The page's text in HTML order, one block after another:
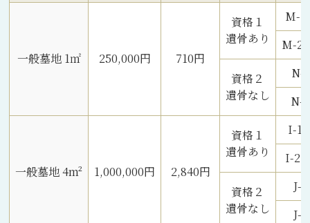
一般墓地 1㎡ 250,000円 710円
資格１
遺骨あり
M-1
M-2
資格２
遺骨なし
N-
N-
一般墓地 4m² 1,000,000円 2,840円
資格１
遺骨あり
I-1
I-2
資格２
遺骨なし
J-
J-